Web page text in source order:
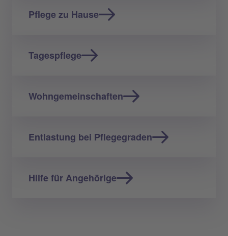
Pflege zu Hause
Tagespflege
Wohngemeinschaften
Entlastung bei Pflegegraden
Hilfe für Angehörige